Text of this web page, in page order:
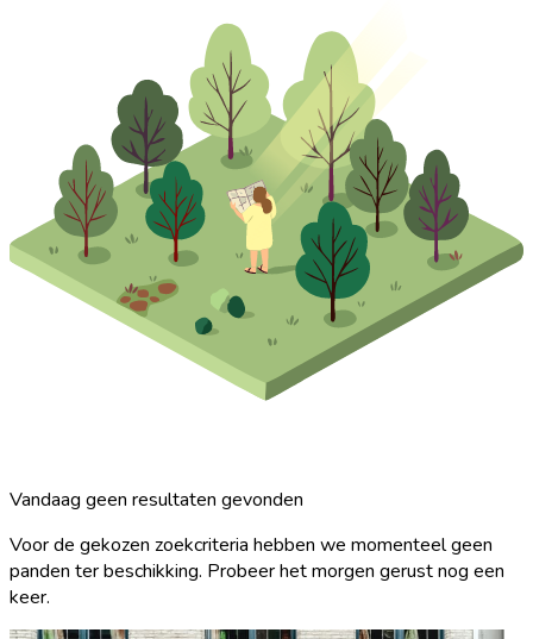
Vandaag geen resultaten gevonden
Voor de gekozen zoekcriteria hebben we momenteel geen
panden ter beschikking. Probeer het morgen gerust nog een
keer.